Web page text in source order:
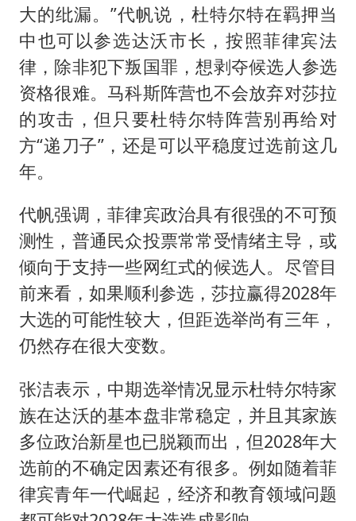
大的纰漏。”代帆说，杜特尔特在羁押当
中也可以参选达沃市长，按照菲律宾法
律，除非犯下叛国罪，想剥夺候选人参选
资格很难。马科斯阵营也不会放弃对莎拉
的攻击，但只要杜特尔特阵营别再给对
方“递刀子”，还是可以平稳度过选前这几
年。
代帆强调，菲律宾政治具有很强的不可预
测性，普通民众投票常常受情绪主导，或
倾向于支持一些网红式的候选人。尽管目
前来看，如果顺利参选，莎拉赢得2028年
大选的可能性较大，但距选举尚有三年，
仍然存在很大变数。
张洁表示，中期选举情况显示杜特尔特家
族在达沃的基本盘非常稳定，并且其家族
多位政治新星也已脱颖而出，但2028年大
选前的不确定因素还有很多。例如随着菲
律宾青年一代崛起，经济和教育领域问题